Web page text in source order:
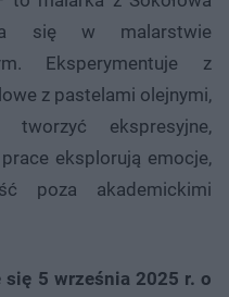
się w malarstwie
Eksperymentuje z
z pastelami olejnymi,
ekspresyjne,
eksplorują emocje,
poza akademickimi
5 września 2025 r. o